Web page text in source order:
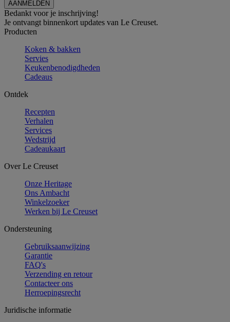
Bedankt voor je inschrijving!
Je ontvangt binnenkort updates van Le Creuset.
Producten
Koken & bakken
Servies
Keukenbenodigdheden
Cadeaus
Ontdek
Recepten
Verhalen
Services
Wedstrijd
Cadeaukaart
Over Le Creuset
Onze Heritage
Ons Ambacht
Winkelzoeker
Werken bij Le Creuset
Ondersteuning
Gebruiksaanwijzing
Garantie
FAQ's
Verzending en retour
Contacteer ons
Herroepingsrecht
Juridische informatie